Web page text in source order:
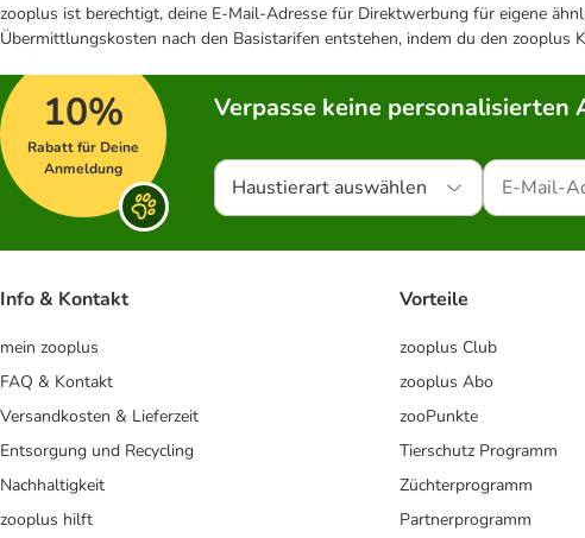
zooplus ist berechtigt, deine E-Mail-Adresse für Direktwerbung für eigene
Übermittlungskosten nach den Basistarifen entstehen, indem du den
10%
Rabatt für Deine
Anmeldung
Verpasse keine personalisierten
Haustierart auswählen
Info & Kontakt
mein zooplus
FAQ & Kontakt
Versandkosten & Lieferzeit
Entsorgung und Recycling
Nachhaltigkeit
zooplus hilft
Vorteile
zooplus Club
zooplus Abo
zooPunkte
Tierschutz Programm
Züchterprogramm
Partnerprogramm